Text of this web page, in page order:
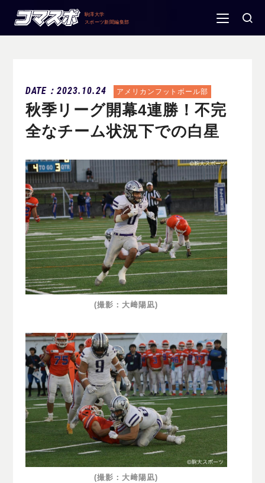
駒澤大学
スポーツ新聞編集部
DATE：2023.10.24 アメリカンフットボール部
秋季リーグ開幕4連勝！不完
全なチーム状況下での白星
(撮影：大﨑陽凪)
(撮影：大﨑陽凪)